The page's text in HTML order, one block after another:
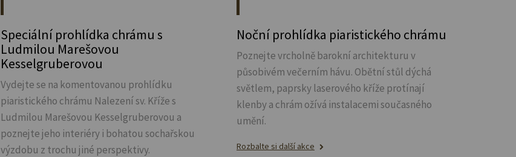
Speciální prohlídka chrámu s
Ludmilou Marešovou
Kesselgruberovou
Vydejte se na komentovanou prohlídku
piaristického chrámu Nalezení sv. Kříže s
Ludmilou Marešovou Kesselgruberovou a
poznejte jeho interiéry i bohatou sochařskou
výzdobu z trochu jiné perspektivy.
Noční prohlídka piaristického chrámu
Poznejte vrcholně barokní architekturu v
působivém večerním hávu. Obětní stůl dýchá
světlem, paprsky laserového kříže protínají
klenby a chrám ožívá instalacemi současného
umění.
Rozbalte si další akce